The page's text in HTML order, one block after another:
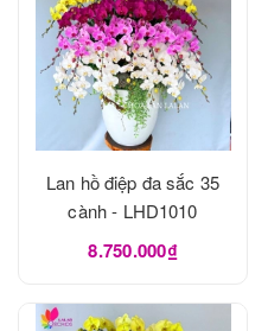
Lan hồ điệp đa sắc 35
cành - LHD1010
8.750.000₫